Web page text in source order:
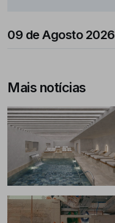
09 de Agosto 2026
Mais notícias